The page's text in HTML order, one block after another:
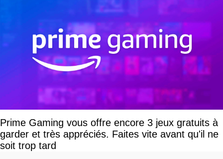
Prime Gaming vous offre encore 3 jeux gratuits à
garder et très appréciés. Faites vite avant qu'il ne
soit trop tard